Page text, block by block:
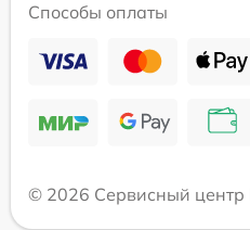
Способы оплаты
© 2026 Сервисный центр